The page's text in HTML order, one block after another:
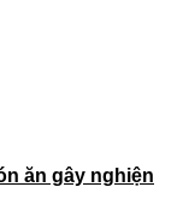
ăn gây nghiện